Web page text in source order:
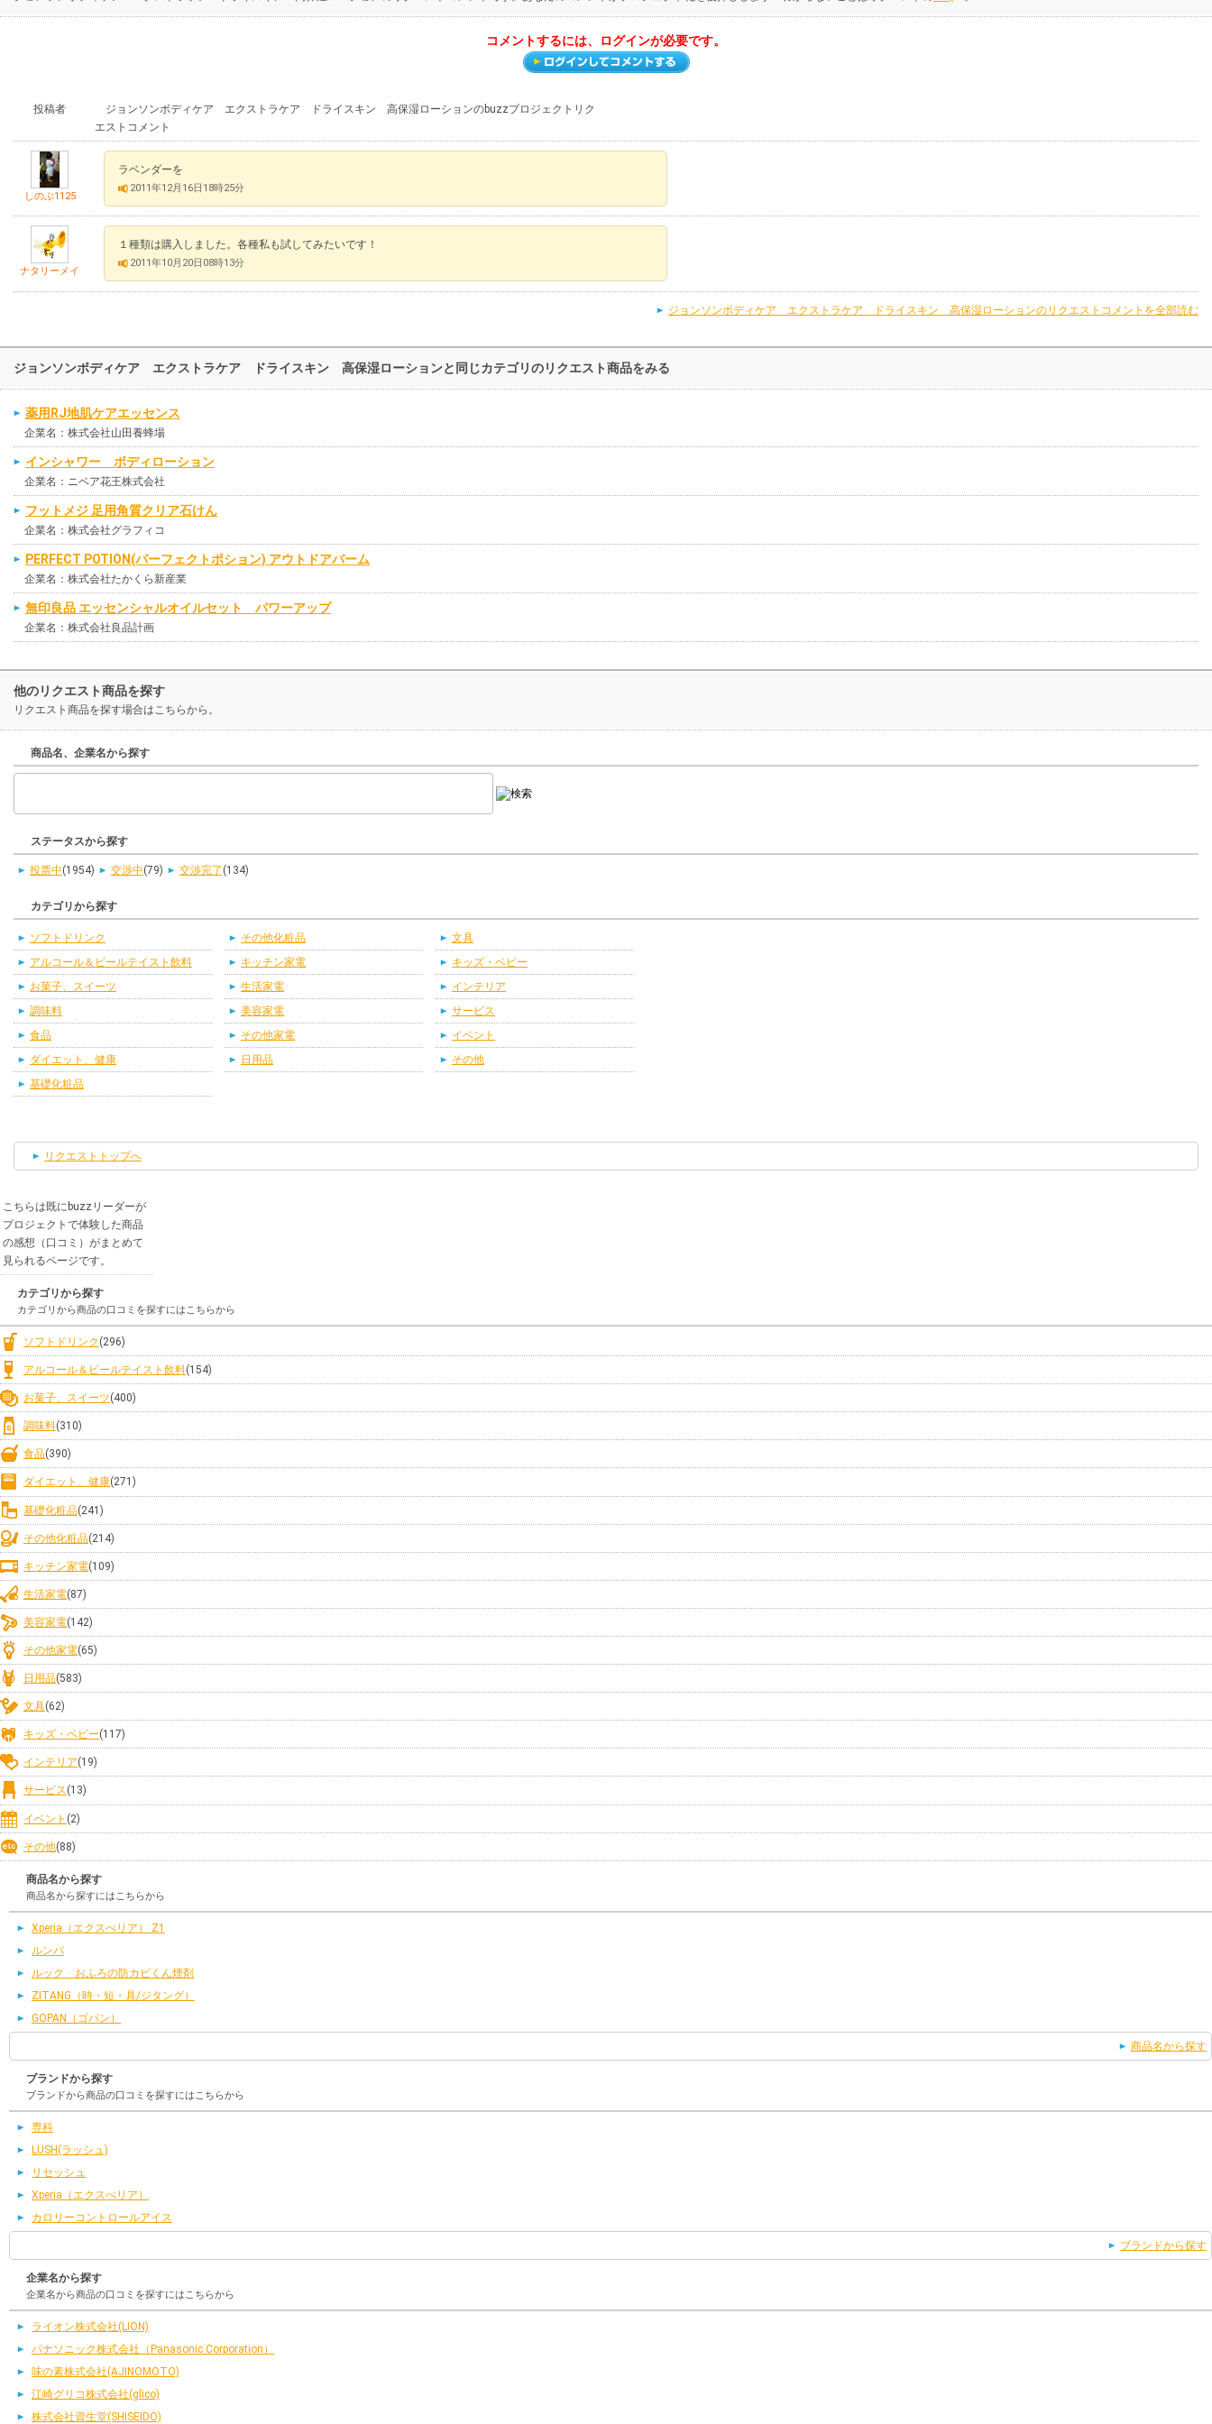
コメントするには、ログインが必要です。
投稿者
ジョンソンボディケア エクストラケア ドライスキン 高保湿ローションのbuzzプロジェクトリク
エストコメント
しのぶ1125
ラベンダーを
2011年12月16日18時25分
ナタリーメイ
１種類は購入しました。各種私も試してみたいです！
2011年10月20日08時13分
ジョンソンボディケア エクストラケア ドライスキン 高保湿ローションのリクエストコメントを全部読む
ジョンソンボディケア エクストラケア ドライスキン 高保湿ローションと同じカテゴリのリクエスト商品をみる
薬用RJ地肌ケアエッセンス
企業名：株式会社山田養蜂場
インシャワー ボディローション
企業名：ニベア花王株式会社
フットメジ 足用角質クリア石けん
企業名：株式会社グラフィコ
PERFECT POTION(パーフェクトポション) アウトドアバーム
企業名：株式会社たかくら新産業
無印良品 エッセンシャルオイルセット パワーアップ
企業名：株式会社良品計画
他のリクエスト商品を探す
リクエスト商品を探す場合はこちらから。
商品名、企業名から探す
ステータスから探す
投票中(1954) 交渉中(79) 交渉完了 (134)
カテゴリから探す
ソフトドリンク
アルコール＆ビールテイスト飲料
お菓子、スイーツ
調味料
食品
ダイエット、健康
基礎化粧品
その他化粧品
キッチン家電
生活家電
美容家電
その他家電
日用品
文具
キッズ・ベビー
インテリア
サービス
イベント
その他
リクエストトップへ
こちらは既にbuzzリーダーが
プロジェクトで体験した商品
の感想（口コミ）がまとめて
見られるページです。
カテゴリから探す
カテゴリから商品の口コミを探すにはこちらから
ソフトドリンク (296)
アルコール＆ビールテイスト飲料(154)
お菓子、スイーツ(400)
調味料(310)
食品(390)
ダイエット、健康(271)
基礎化粧品(241)
その他化粧品(214)
キッチン家電(109)
生活家電(87)
美容家電(142)
その他家電(65)
日用品(583)
文具(62)
キッズ・ベビー(117)
インテリア(19)
サービス(13)
イベント (2)
その他(88)
商品名から探す
商品名から探すにはこちらから
Xperia（エクスぺリア） Z1
ルンバ
ルック おふろの防カビくん煙剤
ZITANG（時・短・具/ジタング）
GOPAN（ゴパン）
商品名から探す
ブランドから探す
ブランドから商品の口コミを探すにはこちらから
専科
LUSH(ラッシュ)
リセッシュ
Xperia（エクスぺリア）
カロリーコントロールアイス
ブランドから探す
企業名から探す
企業名から商品の口コミを探すにはこちらから
ライオン株式会社(LION)
パナソニック株式会社（Panasonic Corporation）
味の素株式会社(AJINOMOTO)
江崎グリコ株式会社(glico)
株式会社資生堂(SHISEIDO)